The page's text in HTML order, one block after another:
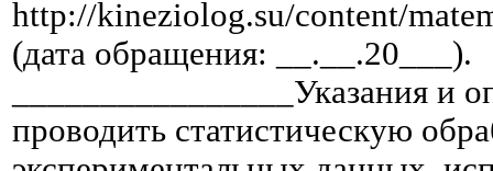
http://kineziolog.su/content/
(дата обращения: __.__.20___).
________________Указания и
проводить статистическую